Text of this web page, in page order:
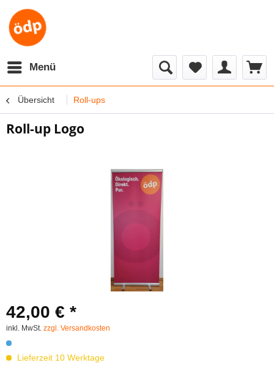
Menü
Übersicht Roll-ups
Roll-up Logo
42,00 € *
inkl. MwSt. zzgl. Versandkosten
Lieferzeit 10 Werktage